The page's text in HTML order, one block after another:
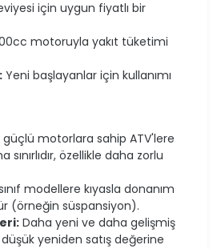
için uygun fiyatlı bir
motoruyla yakıt tüketimi
Yeni başlayanlar için kullanımı
güçlü motorlara sahip ATV'lere
özellikle daha zorlu
modellere kıyasla donanım
(örneğin süspansiyon).
Daha yeni ve daha gelişmiş
yeniden satış değerine